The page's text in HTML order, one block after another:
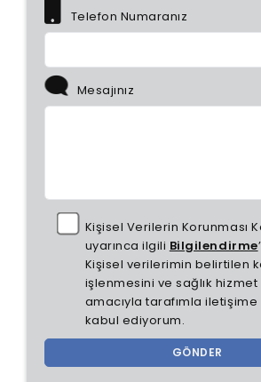
Telefon Numaranız
Mesajınız
Kişisel Verilerin Korunması
uyarınca ilgili Bilgilendirme
Kişisel verilerimin belirtilen
işlenmesini ve sağlık hizmet
amacıyla tarafımla
kabul ediyorum.
GÖNDER